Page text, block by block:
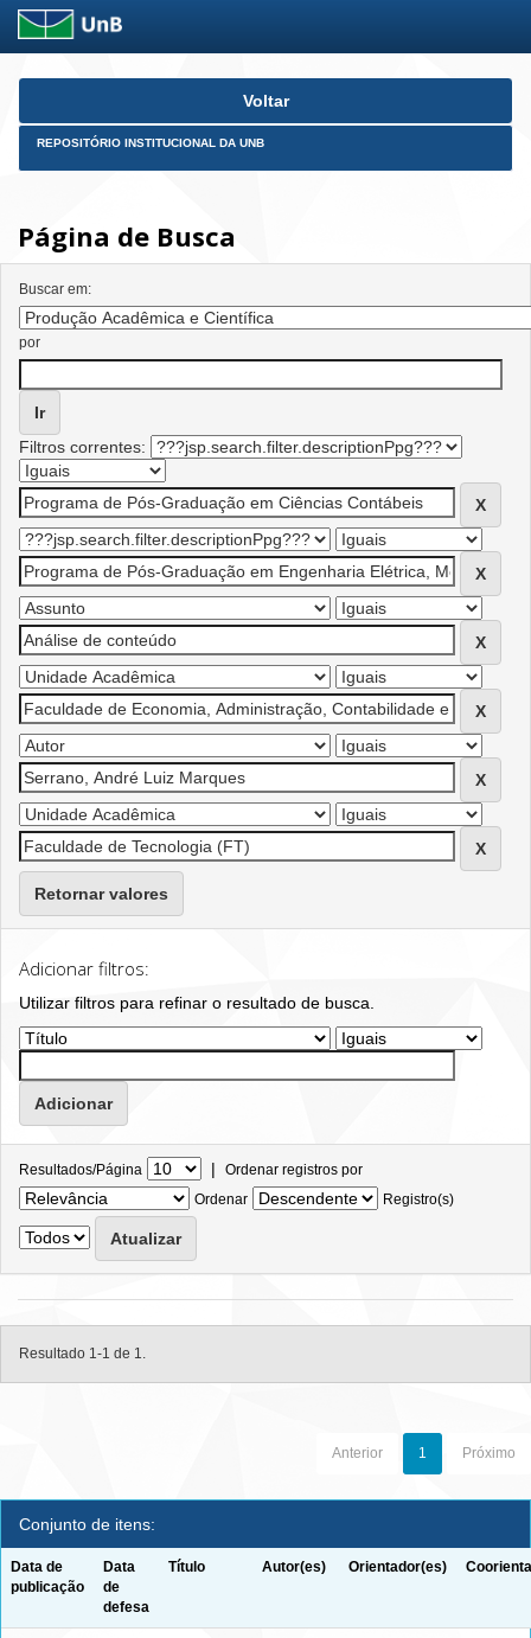
Skip
Voltar
REPOSITÓRIO INSTITUCIONAL DA UNB
Página de Busca
Buscar em:
por
Filtros correntes:
Retornar valores
Adicionar filtros:
Utilizar filtros para refinar o resultado de busca.
Resultados/Página | Ordenar registros por
Ordenar
Registro(s)
Resultado 1-1 de 1.
Anterior 1 Próximo
Conjunto de itens:
Data de
publicação
Data
de
defesa
Título Autor(es) Orientador(es)